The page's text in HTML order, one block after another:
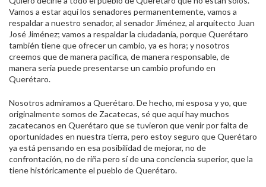
Vamos a estar aquí los senadores permanentemente, vamos a
respaldar a nuestro senador, al senador Jiménez, al arquitecto Juan
José Jiménez; vamos a respaldar la ciudadanía, porque Querétaro
también tiene que ofrecer un cambio, ya es hora; y nosotros
creemos que de manera pacífica, de manera responsable, de
manera seria puede presentarse un cambio profundo en
Querétaro.
Nosotros admiramos a Querétaro. De hecho, mi esposa y yo, que
originalmente somos de Zacatecas, sé que aquí hay muchos
zacatecanos en Querétaro que se tuvieron que venir por falta de
oportunidades en nuestra tierra, pero estoy seguro que Querétaro
ya está pensando en esa posibilidad de mejorar, no de
confrontación, no de riña pero sí de una conciencia superior, que la
tiene históricamente el pueblo de Querétaro.